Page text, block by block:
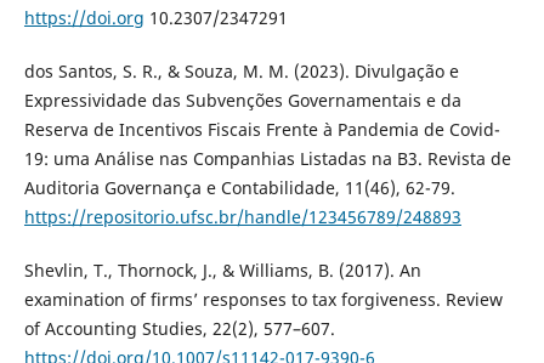
https://doi.org 10.2307/2347291
dos Santos, S. R., & Souza, M. M. (2023). Divulgação e
Expressividade das Subvenções Governamentais e da
Reserva de Incentivos Fiscais Frente à Pandemia de Covid-
19: uma Análise nas Companhias Listadas na B3. Revista de
Auditoria Governança e Contabilidade, 11(46), 62-79.
https://repositorio.ufsc.br/handle/123456789/248893
Shevlin, T., Thornock, J., & Williams, B. (2017). An
examination of firms’ responses to tax forgiveness. Review
of Accounting Studies, 22(2), 577–607.
https://doi.org/10.1007/s11142-017-9390-6